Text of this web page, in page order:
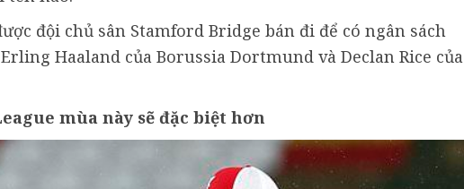
đội chủ sân Stamford Bridge bán đi để có ngân sách
Haaland của Borussia Dortmund và Declan Rice của
mùa này sẽ đặc biệt hơn